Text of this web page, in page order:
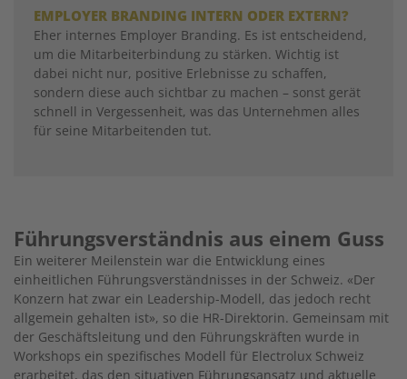
EMPLOYER BRANDING INTERN ODER EXTERN?
Eher internes Employer Branding. Es ist entscheidend,
um die Mitarbeiterbindung zu stärken. Wichtig ist
dabei nicht nur, positive Erlebnisse zu schaffen,
sondern diese auch sichtbar zu machen – sonst gerät
schnell in Vergessenheit, was das Unternehmen alles
für seine Mitarbeitenden tut.
Führungsverständnis aus einem Guss
Ein weiterer Meilenstein war die Entwicklung eines
einheitlichen Führungsverständnisses in der Schweiz. «Der
Konzern hat zwar ein Leadership-Modell, das jedoch recht
allgemein gehalten ist», so die HR-Direktorin. Gemeinsam mit
der Geschäftsleitung und den Führungskräften wurde in
Workshops ein spezifisches Modell für Electrolux Schweiz
erarbeitet, das den situativen Führungsansatz und aktuelle